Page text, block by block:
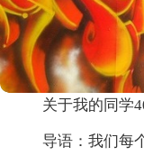
关于我的同学
导语：我们每